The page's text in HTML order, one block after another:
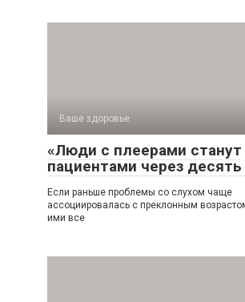
Ваше здоровье
«Люди с плеерами станут
пациентами через десять
Если раньше проблемы со слухом чаще
ассоциировалась с преклонным
ими все